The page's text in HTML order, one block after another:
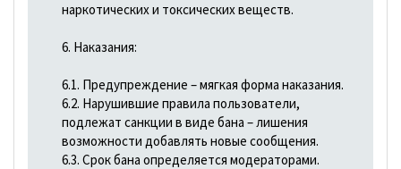
наркотических и токсических веществ.
6. Наказания:
6.1. Предупреждение – мягкая форма наказания.
6.2. Нарушившие правила пользователи,
подлежат санкции в виде бана – лишения
возможности добавлять новые сообщения.
6.3. Срок бана определяется модераторами.